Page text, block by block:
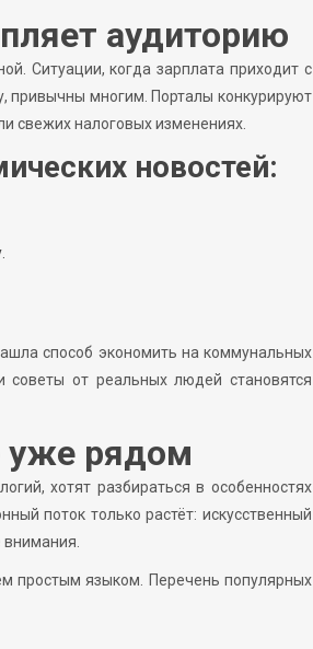
аудиторию
Ситуации, когда зарплата приходит с
привычны многим. Порталы конкурируют
свежих налоговых изменениях.
новостей:
способ экономить на коммунальных
от реальных людей становятся
уже рядом
хотят разбираться в особенностях
поток только растёт: искусственный
внимания.
простым языком. Перечень популярных